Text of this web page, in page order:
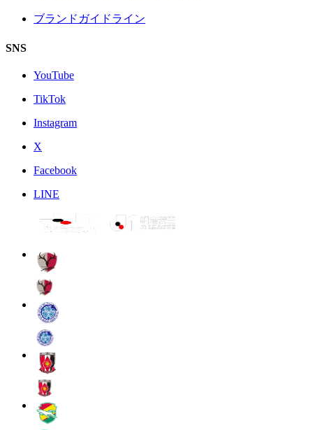
ブランドガイドライン
SNS
YouTube
TikTok
Instagram
X
Facebook
LINE